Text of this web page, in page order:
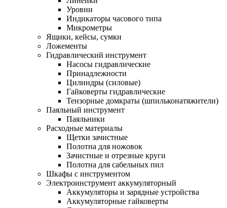
Уровни
Индикаторы часового типа
Микрометры
Ящики, кейсы, сумки
Ложементы
Гидравлический инструмент
Насосы гидравлические
Принадлежности
Цилиндры (силовые)
Гайковерты гидравлические
Тензорные домкраты (шпильконатяжители)
Паяльный инструмент
Паяльники
Расходные материалы
Щетки зачистные
Полотна для ножовок
Зачистные и отрезные круги
Полотна для сабельных пил
Шкафы с инструментом
Электроинструмент аккумуляторный
Аккумуляторы и зарядные устройства
Аккумуляторные гайковерты